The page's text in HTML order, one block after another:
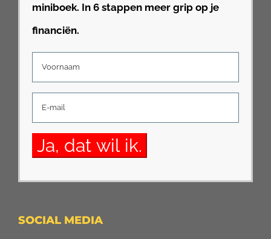
miniboek. In 6 stappen meer grip op je
financiën.
SOCIAL MEDIA